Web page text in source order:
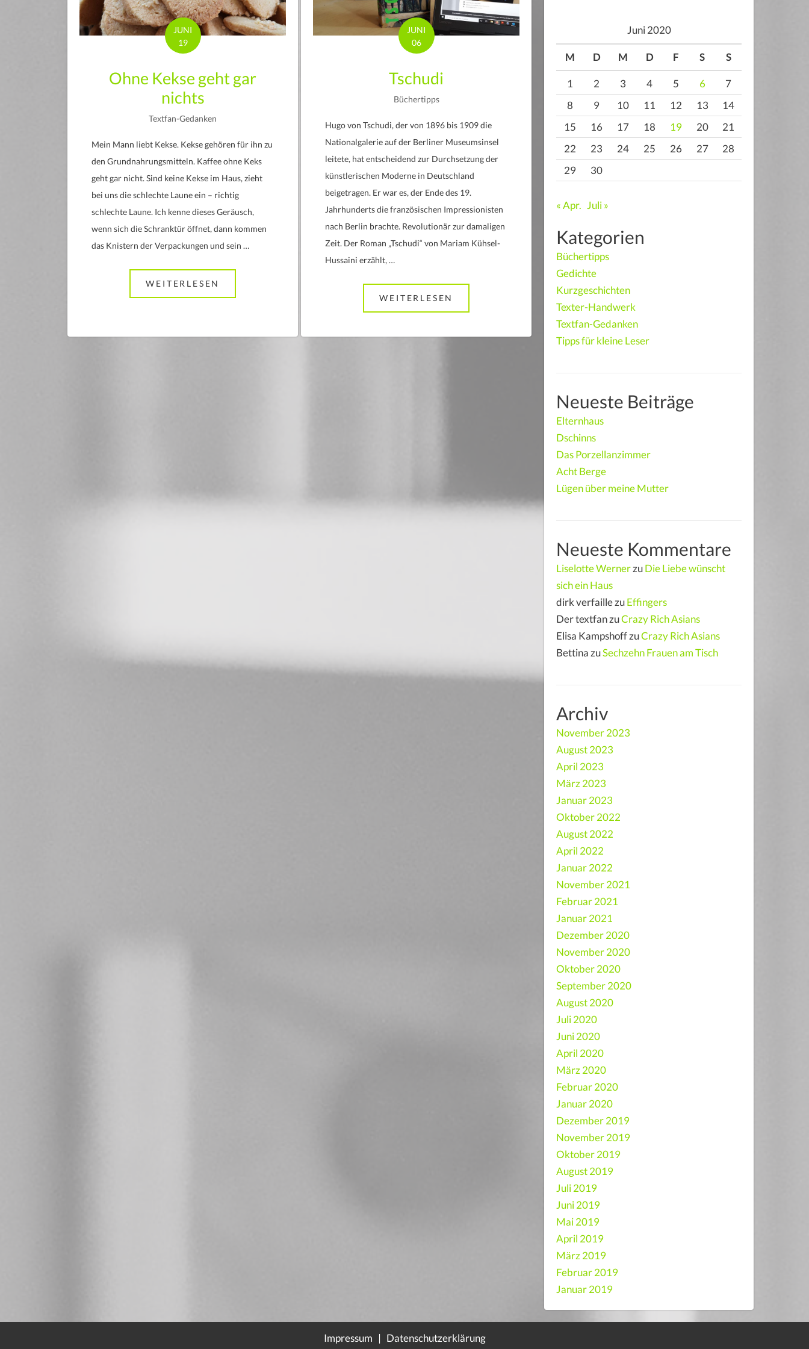
JUNI
19
Ohne Kekse geht gar
nichts
Textfan-Gedanken
Mein Mann liebt Kekse. Kekse gehören für ihn zu
den Grundnahrungsmitteln. Kaffee ohne Keks
geht gar nicht. Sind keine Kekse im Haus, zieht
bei uns die schlechte Laune ein – richtig
schlechte Laune. Ich kenne dieses Geräusch,
wenn sich die Schranktür öffnet, dann kommen
das Knistern der Verpackungen und sein …
WEITERLESEN ABOUT OHNE KEKSE GEHT GAR NICHTS
JUNI
06
Tschudi
Büchertipps
Hugo von Tschudi, der von 1896 bis 1909 die
Nationalgalerie auf der Berliner Museumsinsel
leitete, hat entscheidend zur Durchsetzung der
künstlerischen Moderne in Deutschland
beigetragen. Er war es, der Ende des 19.
Jahrhunderts die französischen Impressionisten
nach Berlin brachte. Revolutionär zur damaligen
Zeit. Der Roman „Tschudi“ von Mariam Kühsel-
Hussaini erzählt, …
WEITERLESEN
Juni 2020
M D M D F S S
1 2 3 4 5 6
7
8
9 10 11 12 13
14
15
16 17 18 19 20
21
22
23 24 25 26 27
28
29
30
« Apr. Juli »
Kategorien
Büchertipps
Gedichte
Kurzgeschichten
Texter-Handwerk
Textfan-Gedanken
Tipps für kleine Leser
Neueste Beiträge
Elternhaus
Dschinns
Das Porzellanzimmer
Acht Berge
Lügen über meine Mutter
Neueste Kommentare
Liselotte WernerzuDie Liebe wünscht
sich ein Haus
dirk verfaillezuEffingers
Der textfanzuCrazy Rich Asians
Elisa KampshoffzuCrazy Rich Asians
Bettina zuSechzehn Frauen am Tisch
Archiv
November 2023
August 2023
April 2023
März 2023
Januar 2023
Oktober 2022
August 2022
April 2022
Januar 2022
November 2021
Februar 2021
Januar 2021
Dezember 2020
November 2020
Oktober 2020
September 2020
August 2020
Juli 2020
Juni 2020
April 2020
März 2020
Februar 2020
Januar 2020
Dezember 2019
November 2019
Oktober 2019
August 2019
Juli 2019
Juni 2019
Mai 2019
April 2019
März 2019
Februar 2019
Januar 2019
Impressum | Datenschutzerklärung